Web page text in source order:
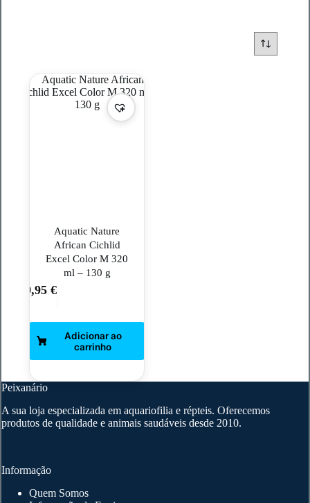
Aquatic Nature
African Cichlid
Excel Color M 320
ml – 130 g
9,95 €
Peixanário
A sua loja especializada em aquariofilia e répteis. Oferecemos
produtos de qualidade e animais saudáveis desde 2010.
Informação
Quem Somos